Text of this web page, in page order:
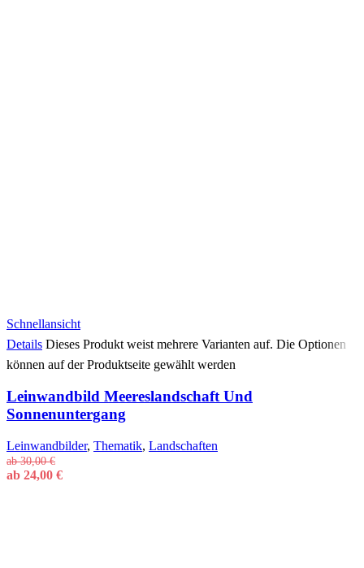
Schnellansicht
Details Dieses Produkt weist mehrere Varianten auf. Die Optionen
können auf der Produktseite gewählt werden
Leinwandbild Meereslandschaft Und
Sonnenuntergang
Leinwandbilder, Thematik, Landschaften
ab30,00€
ab 24,00 €